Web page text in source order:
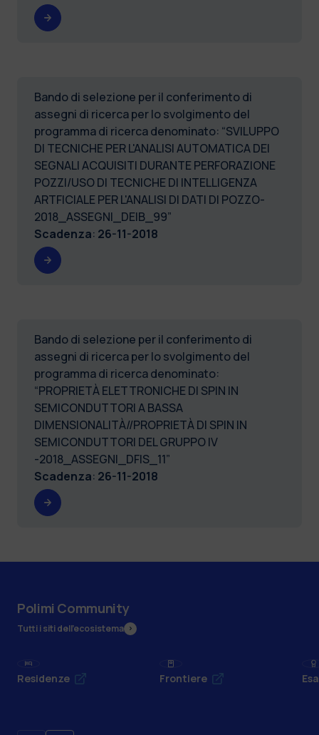
Bando di selezione per il conferimento di
assegni di ricerca per lo svolgimento del
programma di ricerca denominato: “SVILUPPO
DI TECNICHE PER L'ANALISI AUTOMATICA DEI
SEGNALI ACQUISITI DURANTE PERFORAZIONE
POZZI/USO DI TECNICHE DI INTELLIGENZA
ARTFICIALE PER L'ANALISI DI DATI DI POZZO-
2018_ASSEGNI_DEIB_99”
Scadenza: 26-11-2018
Bando di selezione per il conferimento di
assegni di ricerca per lo svolgimento del
programma di ricerca denominato:
“PROPRIETÀ ELETTRONICHE DI SPIN IN
SEMICONDUTTORI A BASSA
DIMENSIONALITÀ//PROPRIETÀ DI SPIN IN
SEMICONDUTTORI DEL GRUPPO IV
-2018_ASSEGNI_DFIS_11”
Scadenza: 26-11-2018
Polimi Community
Tutti i siti dell’ecosistema
Residenze Frontiere